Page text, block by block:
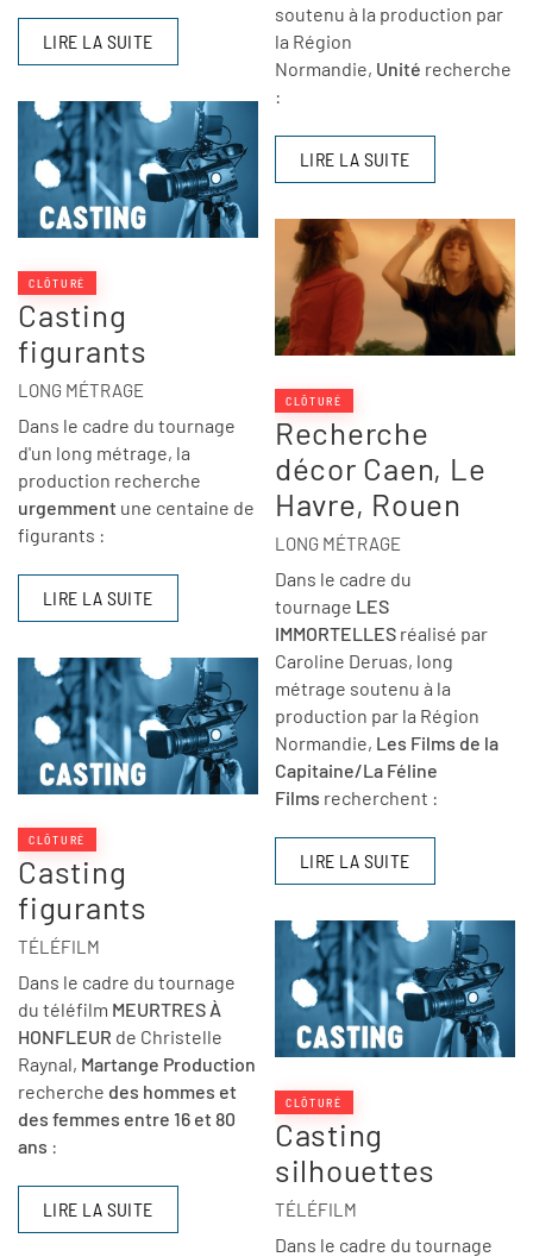
LIRE LA SUITE
CLÔTURÉ
Casting
figurants
LONG MÉTRAGE
Dans le cadre du tournage
d'un long métrage, la
production recherche
urgemment une centaine de
figurants :
LIRE LA SUITE
CLÔTURÉ
Casting
figurants
TÉLÉFILM
Dans le cadre du tournage
du téléfilm MEURTRES À
HONFLEUR de Christelle
Raynal, Martange Production
recherche des hommes et
des femmes entre 16 et 80
ans :
LIRE LA SUITE
soutenu à la production par
la Région
Normandie, Unité recherche
:
LIRE LA SUITE
CLÔTURÉ
Recherche
décor Caen, Le
Havre, Rouen
LONG MÉTRAGE
Dans le cadre du
tournage LES
IMMORTELLESréalisé par
Caroline Deruas, long
métrage soutenu à la
production par la Région
Normandie, Les Films de la
Capitaine/La Féline
Films recherchent :
LIRE LA SUITE
CLÔTURÉ
Casting
silhouettes
TÉLÉFILM
Dans le cadre du tournage